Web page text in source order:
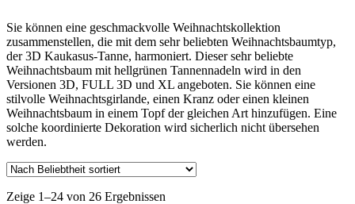
Sie können eine geschmackvolle Weihnachtskollektion
zusammenstellen, die mit dem sehr beliebten Weihnachtsbaumtyp,
der 3D Kaukasus-Tanne, harmoniert. Dieser sehr beliebte
Weihnachtsbaum mit hellgrünen Tannennadeln wird in den
Versionen 3D, FULL 3D und XL angeboten. Sie können eine
stilvolle Weihnachtsgirlande, einen Kranz oder einen kleinen
Weihnachtsbaum in einem Topf der gleichen Art hinzufügen. Eine
solche koordinierte Dekoration wird sicherlich nicht übersehen
werden.
Zeige 1–24 von 26 Ergebnissen